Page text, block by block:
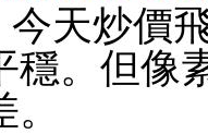
今天炒價
穩。但像